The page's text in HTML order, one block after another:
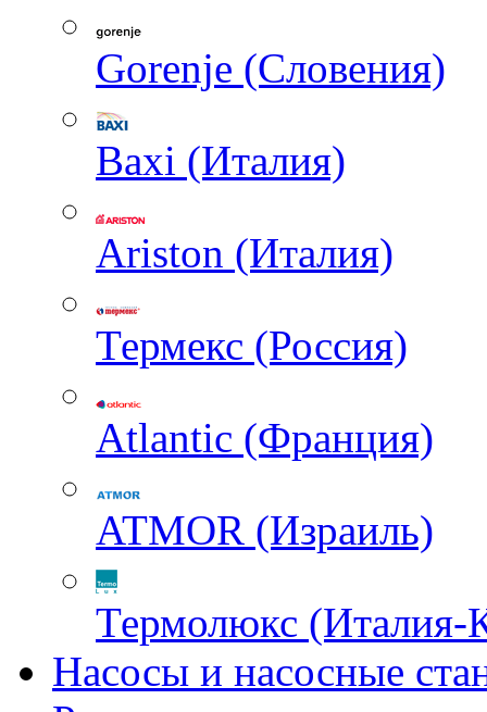
Gorenje (Словения)
Baxi (Италия)
Ariston (Италия)
Термекс (Россия)
Atlantic (Франция)
ATMOR (Израиль)
Термолюкс (Италия-
Насосы и насосные